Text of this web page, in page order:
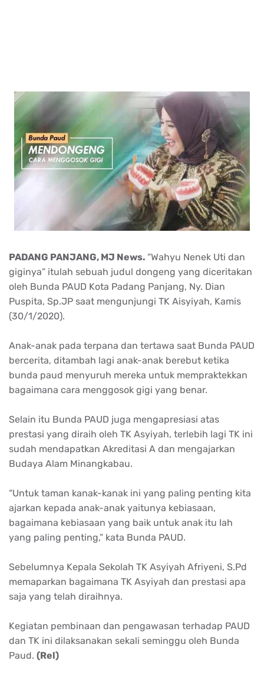
PADANG PANJANG, MJ News. “Wahyu Nenek Uti dan
giginya” itulah sebuah judul dongeng yang diceritakan
oleh Bunda PAUD Kota Padang Panjang, Ny. Dian
Puspita, Sp.JP saat mengunjungi TK Aisyiyah, Kamis
(30/1/2020).
Anak-anak pada terpana dan tertawa saat Bunda PAUD
bercerita, ditambah lagi anak-anak berebut ketika
bunda paud menyuruh mereka untuk mempraktekkan
bagaimana cara menggosok gigi yang benar.
Selain itu Bunda PAUD juga mengapresiasi atas
prestasi yang diraih oleh TK Asyiyah, terlebih lagi TK ini
sudah mendapatkan Akreditasi A dan mengajarkan
Budaya Alam Minangkabau.
“Untuk taman kanak-kanak ini yang paling penting kita
ajarkan kepada anak-anak yaitunya kebiasaan,
bagaimana kebiasaan yang baik untuk anak itu lah
yang paling penting,” kata Bunda PAUD.
Sebelumnya Kepala Sekolah TK Asyiyah Afriyeni, S.Pd
memaparkan bagaimana TK Asyiyah dan prestasi apa
saja yang telah diraihnya.
Kegiatan pembinaan dan pengawasan terhadap PAUD
dan TK ini dilaksanakan sekali seminggu oleh Bunda
Paud. (Rel)